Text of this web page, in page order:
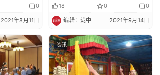
0
2021年8月11日
18 0 0
编辑：泷中 2021年9月14日
资讯